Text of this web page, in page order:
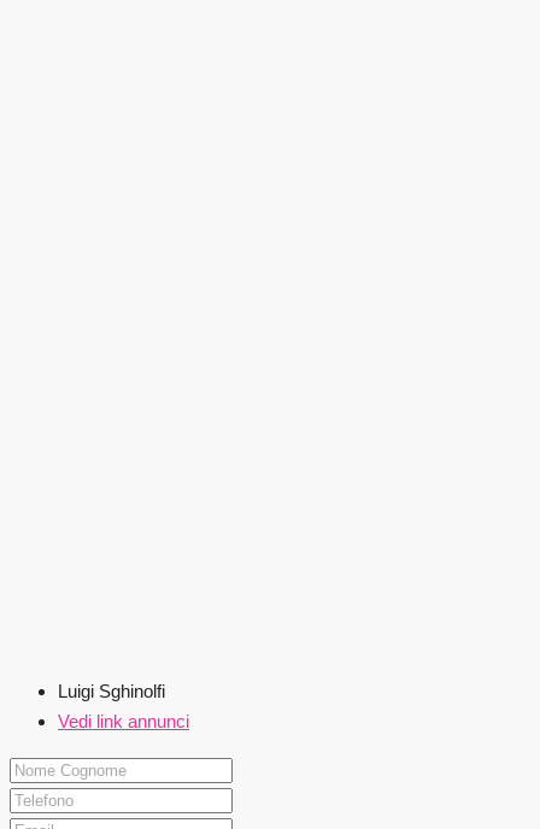
Luigi Sghinolfi
Vedi link annunci